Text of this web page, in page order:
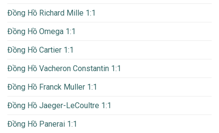
Đồng Hồ Richard Mille 1:1
Đồng Hồ Omega 1:1
Đồng Hồ Cartier 1:1
Đồng Hồ Vacheron Constantin 1:1
Đồng Hồ Franck Muller 1:1
Đồng Hồ Jaeger-LeCoultre 1:1
Đồng Hồ Panerai 1:1